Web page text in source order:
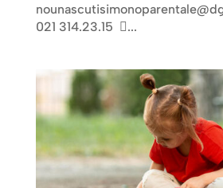
021 314.23.15 ...